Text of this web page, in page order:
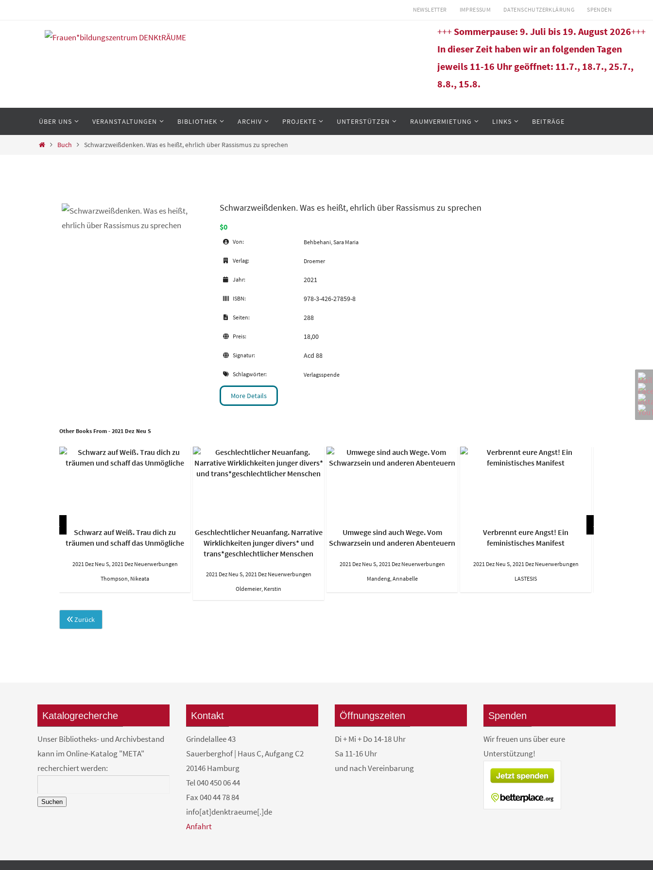
NEWSLETTER IMPRESSUM DATENSCHUTZERKLÄRUNG SPENDEN
+++ Sommerpause: 9. Juli bis 19. August 2026+++
In dieser Zeit haben wir an folgenden Tagen
jeweils 11-16 Uhr geöffnet: 11.7., 18.7., 25.7.,
8.8., 15.8.
springen
ÜBER UNS VERANSTALTUNGEN BIBLIOTHEK ARCHIV PROJEKTE UNTERSTÜTZEN RAUMVERMIETUNG LINKS BEITRÄGE
StartBuch Schwarzweißdenken. Was es heißt, ehrlich über Rassismus zu sprechen
Schwarzweißdenken. Was es heißt, ehrlich über Rassismus zu sprechen
$0
Von: Behbehani, Sara Maria
Verlag: Droemer
Jahr: 2021
ISBN: 978-3-426-27859-8
Seiten: 288
Preis: 18,00
Signatur: Acd 88
Schlagwörter: Verlagsspende
More Details
Other Books From - 2021 Dez Neu S
Schwarz auf Weiß. Trau dich zu
träumen und schaff das Unmögliche
2021 Dez Neu S, 2021 Dez Neuerwerbungen
Thompson, Nikeata
Geschlechtlicher Neuanfang. Narrative
Wirklichkeiten junger divers* und
trans*geschlechtlicher Menschen
2021 Dez Neu S, 2021 Dez Neuerwerbungen
Oldemeier, Kerstin
Umwege sind auch Wege. Vom
Schwarzsein und anderen Abenteuern
2021 Dez Neu S, 2021 Dez Neuerwerbungen
Mandeng, Annabelle
Verbrennt eure Angst! Ein
feministisches Manifest
2021 Dez Neu S, 2021 Dez Neuerwerbungen
LASTESIS
Zurück
Katalogrecherche
Unser Bibliotheks- und Archivbestand
kann im Online-Katalog "META"
recherchiert werden:
Suchen
Kontakt
Grindelallee 43
Sauerberghof | Haus C, Aufgang C2
20146 Hamburg
Tel 040 450 06 44
Fax 040 44 78 84
info[at]denktraeume[.]de
Anfahrt
Öffnungszeiten
Di + Mi + Do 14-18 Uhr
Sa 11-16 Uhr
und nach Vereinbarung
Spenden
Wir freuen uns über eure
Unterstützung!